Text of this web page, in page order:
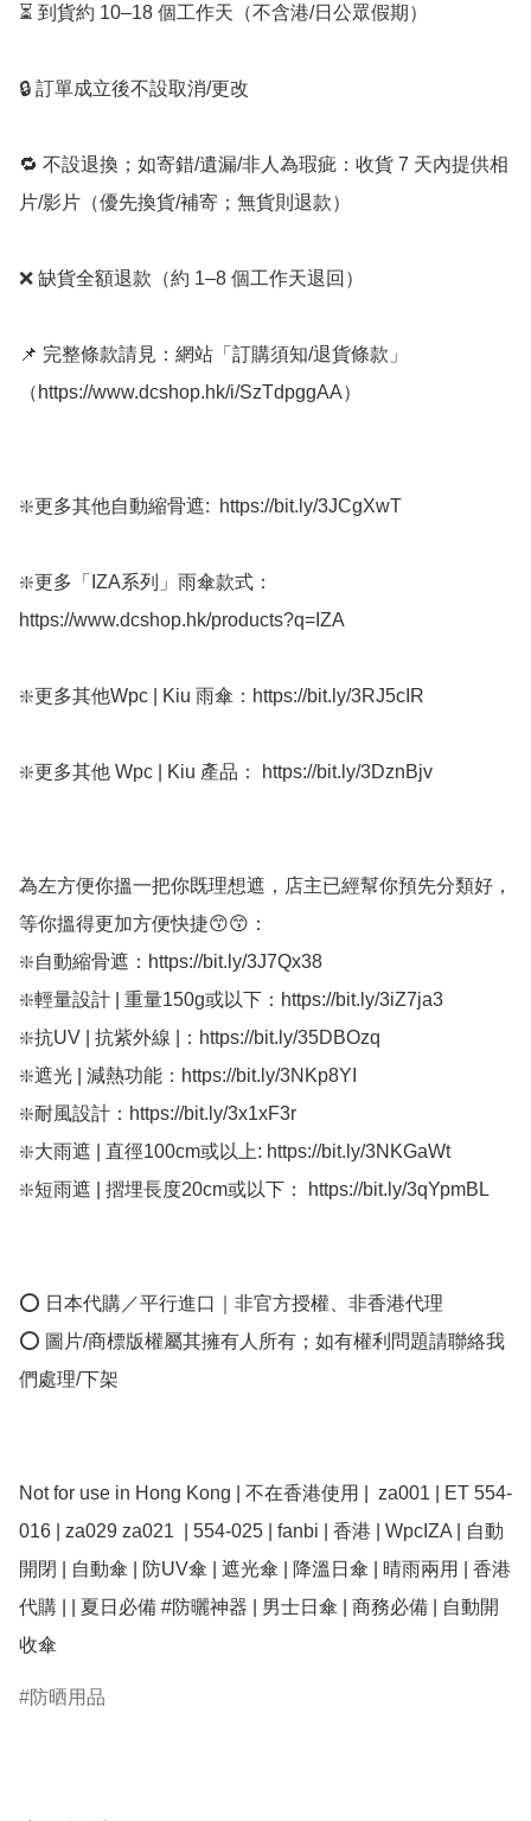
⏳ 到貨約 10–18 個工作天（不含港/日公眾假期）
🔒 訂單成立後不設取消/更改
🔁 不設退換；如寄錯/遺漏/非人為瑕疵：收貨 7 天內提供相
片/影片（優先換貨/補寄；無貨則退款）
❌ 缺貨全額退款（約 1–8 個工作天退回）
📌 完整條款請見：網站「訂購須知/退貨條款」
（https://www.dcshop.hk/i/SzTdpggAA）
❇️更多其他自動縮骨遮:  https://bit.ly/3JCgXwT
❇️更多「IZA系列」雨傘款式：
https://www.dcshop.hk/products?q=IZA
❇️更多其他Wpc | Kiu 雨傘：https://bit.ly/3RJ5cIR
❇️更多其他 Wpc | Kiu 產品： https://bit.ly/3DznBjv
為左方便你搵一把你既理想遮，店主已經幫你預先分類好，
等你搵得更加方便快捷😙😙：
❇️自動縮骨遮：https://bit.ly/3J7Qx38
❇️輕量設計 | 重量150g或以下：https://bit.ly/3iZ7ja3
❇️抗UV | 抗紫外線 |：https://bit.ly/35DBOzq
❇️遮光 | 減熱功能：https://bit.ly/3NKp8YI
❇️耐風設計：https://bit.ly/3x1xF3r
❇️大雨遮 | 直徑100cm或以上: https://bit.ly/3NKGaWt
❇️短雨遮 | 摺埋長度20cm或以下： https://bit.ly/3qYpmBL
⭕ 日本代購／平行進口｜非官方授權、非香港代理
⭕ 圖片/商標版權屬其擁有人所有；如有權利問題請聯絡我
們處理/下架
Not for use in Hong Kong | 不在香港使用 |  za001 | ET 554-
016 | za029 za021  | 554-025 | fanbi | 香港 | WpcIZA | 自動
開閉 | 自動傘 | 防UV傘 | 遮光傘 | 降溫日傘 | 晴雨兩用 | 香港
代購 | | 夏日必備 #防曬神器 | 男士日傘 | 商務必備 | 自動開
防晒用品